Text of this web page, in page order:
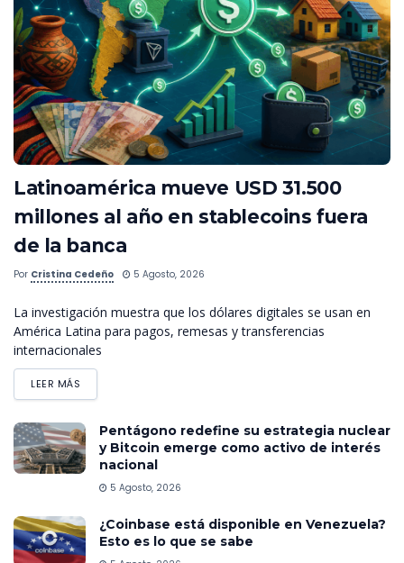
Latinoamérica mueve USD 31.500
millones al año en stablecoins fuera
de la banca
Por Cristina Cedeño 5 Agosto, 2026
La investigación muestra que los dólares digitales se usan en
América Latina para pagos, remesas y transferencias
internacionales
LEER MÁS
Pentágono redefine su estrategia nuclear
y Bitcoin emerge como activo de interés
nacional
5 Agosto, 2026
¿Coinbase está disponible en Venezuela?
Esto es lo que se sabe